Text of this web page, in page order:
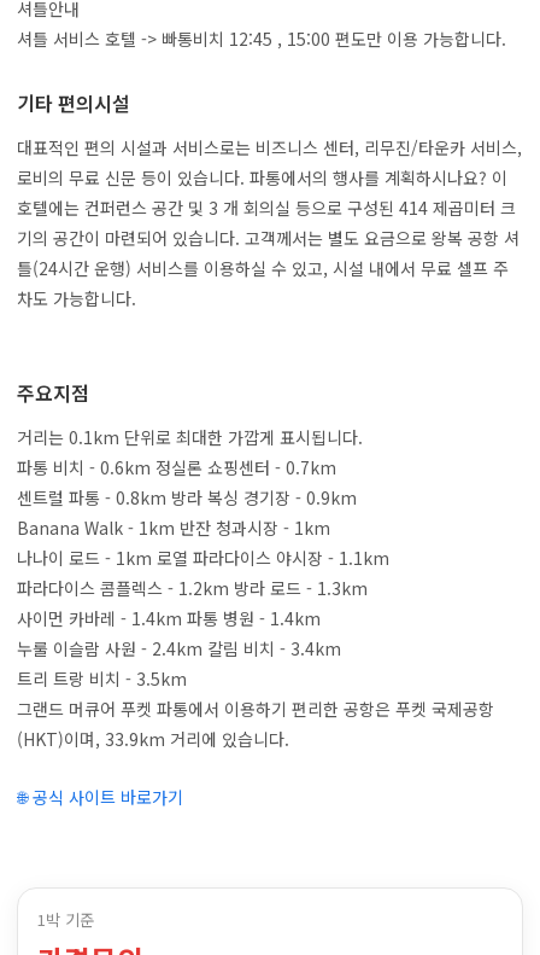
셔틀안내
셔틀 서비스 호텔 -> 빠통비치 12:45 , 15:00 편도만 이용 가능합니다.
기타 편의시설
대표적인 편의 시설과 서비스로는 비즈니스 센터, 리무진/타운카 서비스,
로비의 무료 신문 등이 있습니다. 파통에서의 행사를 계획하시나요? 이
호텔에는 컨퍼런스 공간 및 3 개 회의실 등으로 구성된 414 제곱미터 크
기의 공간이 마련되어 있습니다. 고객께서는 별도 요금으로 왕복 공항 셔
틀(24시간 운행) 서비스를 이용하실 수 있고, 시설 내에서 무료 셀프 주
차도 가능합니다.
주요지점
거리는 0.1km 단위로 최대한 가깝게 표시됩니다.
파통 비치 - 0.6km 정실론 쇼핑센터 - 0.7km
센트럴 파통 - 0.8km 방라 복싱 경기장 - 0.9km
Banana Walk - 1km 반잔 청과시장 - 1km
나나이 로드 - 1km 로열 파라다이스 야시장 - 1.1km
파라다이스 콤플렉스 - 1.2km 방라 로드 - 1.3km
사이먼 카바레 - 1.4km 파통 병원 - 1.4km
누룰 이슬람 사원 - 2.4km 칼림 비치 - 3.4km
트리 트랑 비치 - 3.5km
그랜드 머큐어 푸켓 파통에서 이용하기 편리한 공항은 푸켓 국제공항
(HKT)이며, 33.9km 거리에 있습니다.
🌐 공식 사이트 바로가기
1박 기준